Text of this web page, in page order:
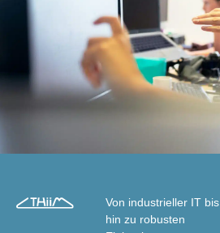
Von industrieller IT bis
hin zu robusten